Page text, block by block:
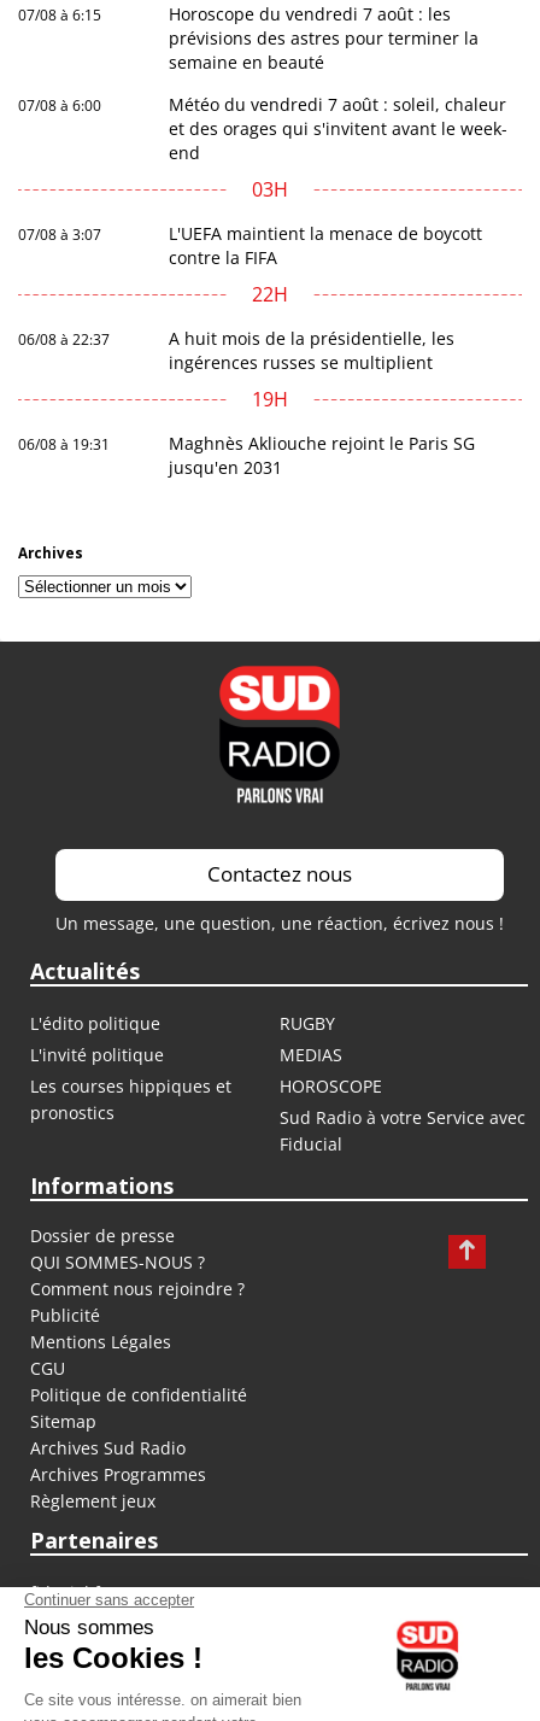
07/08 à 6:15
Horoscope du vendredi 7 août : les
prévisions des astres pour terminer la
semaine en beauté
07/08 à 6:00
Météo du vendredi 7 août : soleil, chaleur
et des orages qui s'invitent avant le week-
end
03H
07/08 à 3:07
L'UEFA maintient la menace de boycott
contre la FIFA
22H
06/08 à 22:37
A huit mois de la présidentielle, les
ingérences russes se multiplient
19H
06/08 à 19:31
Maghnès Akliouche rejoint le Paris SG
jusqu'en 2031
Archives
Archives
Contactez nous
Un message, une question, une réaction, écrivez nous !
Actualités
L'édito politique
RUGBY
L'invité politique
MEDIAS
Les courses hippiques et
pronostics
HOROSCOPE
Sud Radio à votre Service avec
Fiducial
Informations
Dossier de presse
QUI SOMMES-NOUS ?
Comment nous rejoindre ?
Publicité
Mentions Légales
CGU
Politique de confidentialité
Sitemap
Archives Sud Radio
Archives Programmes
Règlement jeux
Partenaires
fiducial.fr
lyoncapitale.fr
olympique-et-lyonnais.com
L'application Iphone / Android